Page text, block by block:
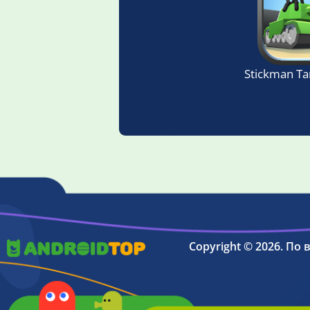
Stickman
Copyright © 2026. По